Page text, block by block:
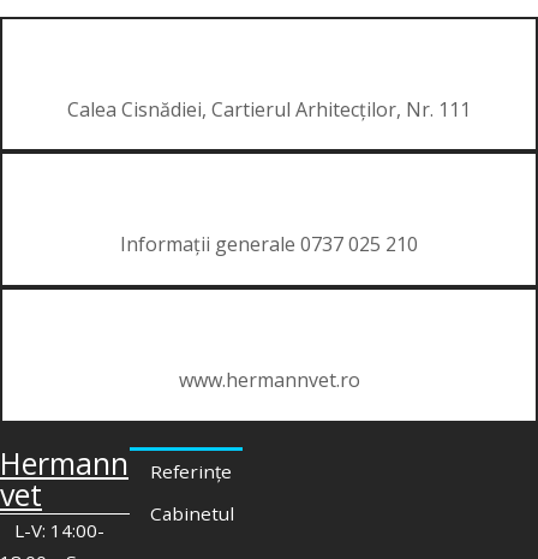
Calea Cisnădiei, Cartierul Arhitecților, Nr. 111
Informații generale 0737 025 210
www.hermannvet.ro
Hermann
vet
L-V: 14:00-
Referințe
Cabinetul